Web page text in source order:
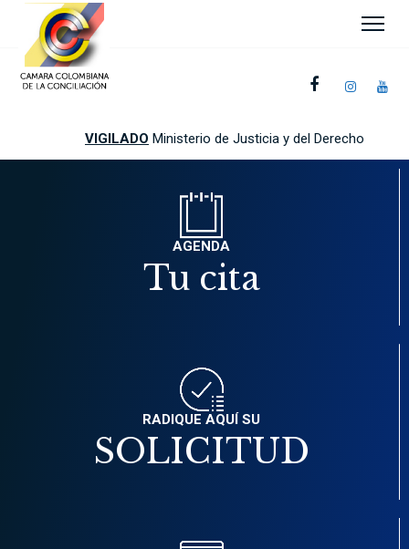
VIGILADO Ministerio de Justicia y del Derecho
AGENDA
Tu cita
RADIQUE AQUÍ SU
SOLICITUD